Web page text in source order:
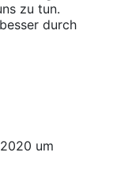
zu tun.
durch
um